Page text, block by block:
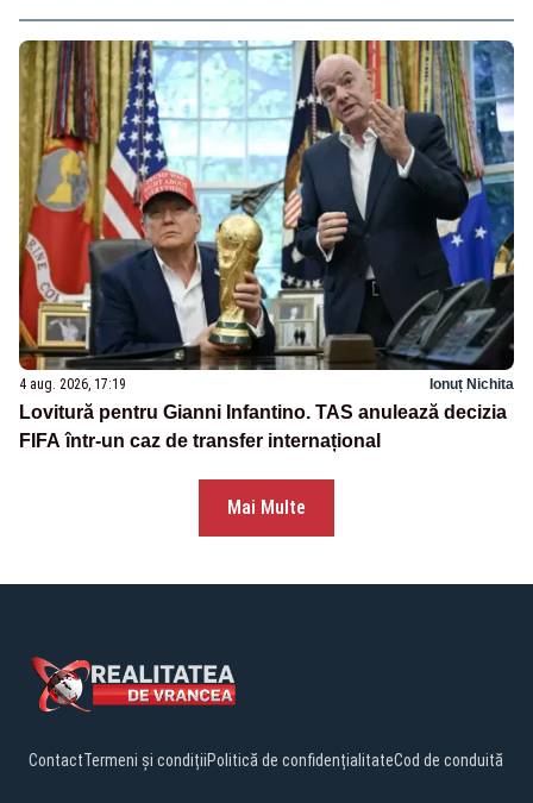
4 aug. 2026, 17:19 Ionuț Nichita
Lovitură pentru Gianni Infantino. TAS anulează decizia
FIFA într-un caz de transfer internațional
Mai Multe
ContactTermeni și condițiiPolitică de confidențialitateCod de conduită